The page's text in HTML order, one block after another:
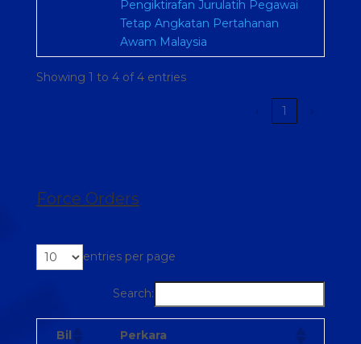
Pengiktirafan Jurulatih Pegawai
Tetap Angkatan Pertahanan
Awam Malaysia
Showing 1 to 4 of 4 entries
‹ 1 ›
Force Orders
entries per page
Search:
Bil Perkara